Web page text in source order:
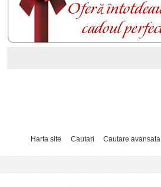
Harta site Cautari Cautare avansata